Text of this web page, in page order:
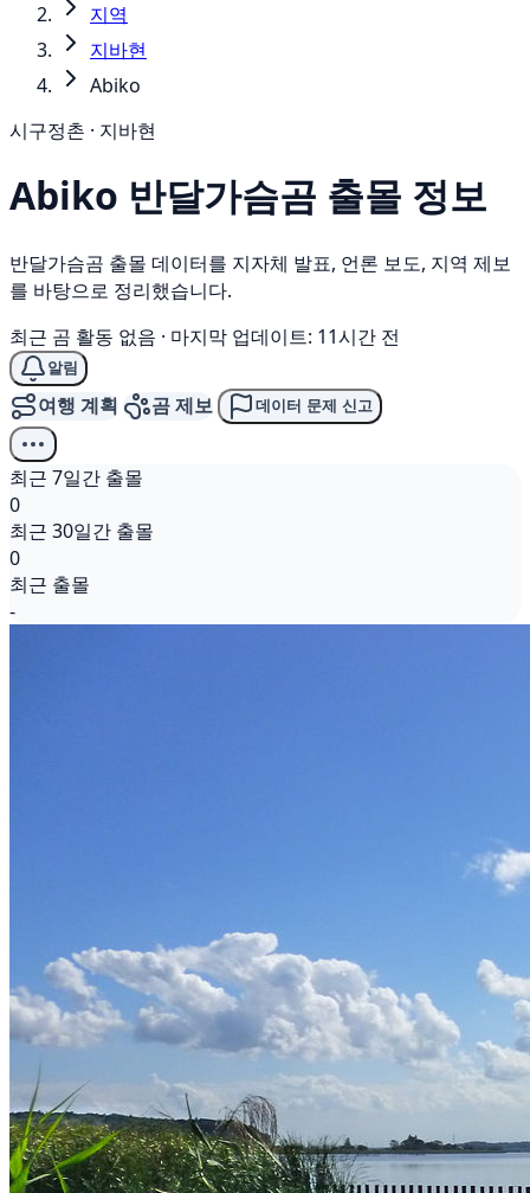
지역
지바현
Abiko
시구정촌 · 지바현
Abiko 반달가슴곰 출몰 정보
반달가슴곰 출몰 데이터를 지자체 발표, 언론 보도, 지역 제보
를 바탕으로 정리했습니다.
최근 곰 활동 없음 · 마지막 업데이트: 11시간 전
알림
여행 계획 곰 제보 데이터 문제 신고
최근 7일간 출몰
0
최근 30일간 출몰
0
최근 출몰
-